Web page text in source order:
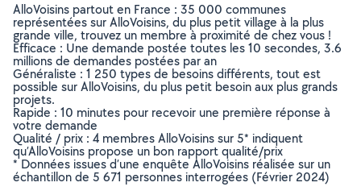
AlloVoisins partout en France : 35 000 communes
représentées sur AlloVoisins, du plus petit village à la plus
grande ville, trouvez un membre à proximité de chez vous !
Efficace : Une demande postée toutes les 10 secondes, 3.6
millions de demandes postées par an
Généraliste : 1 250 types de besoins différents, tout est
possible sur AlloVoisins, du plus petit besoin aux plus grands
projets.
Rapide : 10 minutes pour recevoir une première réponse à
votre demande
Qualité / prix : 4 membres AlloVoisins sur 5* indiquent
qu’AlloVoisins propose un bon rapport qualité/prix
* Données issues d’une enquête AlloVoisins réalisée sur un
échantillon de 5 671 personnes interrogées (Février 2024)